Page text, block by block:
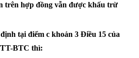
trên hợp đồng vẫn được khấu trừ
tại điểm c khoản 3 Điều 15 của
TT-BTC thì: